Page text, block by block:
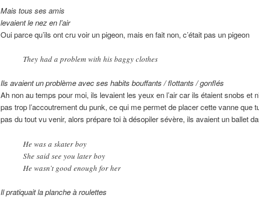
Mais tous ses amis
levaient le nez en l’air
Oui parce qu’ils ont cru voir un pigeon, mais en fait non, c’était pas un pigeon
They had a problem with his baggy clothes
Ils avaient un problème avec ses habits bouffants / flottants / gonflés
Ah non au temps pour moi, ils levaient les yeux en l’air car ils étaient snobs et
pas trop l’accoutrement du punk, ce qui me permet de placer cette vanne que
pas du tout vu venir, alors prépare toi à désopiler sévère, ils avaient un ballet
He was a skater boy
She said see you later boy
He wasn’t good enough for her
Il pratiquait la planche à roulettes